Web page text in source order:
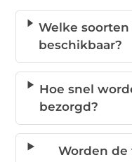
Welke
beschikbaar?
Hoe snel
bezorgd?
Worden de